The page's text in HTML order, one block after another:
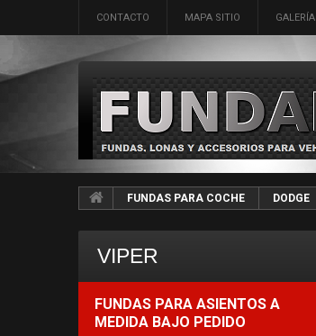
CONTACTO MAPA SITIO GALERÍA
FUNDAS PARA COCHE DODGE
VIPER
FUNDAS PARA ASIENTOS A
MEDIDA BAJO PEDIDO